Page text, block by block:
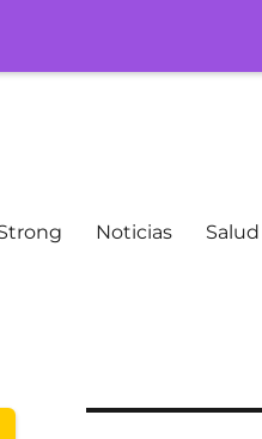
Noticias